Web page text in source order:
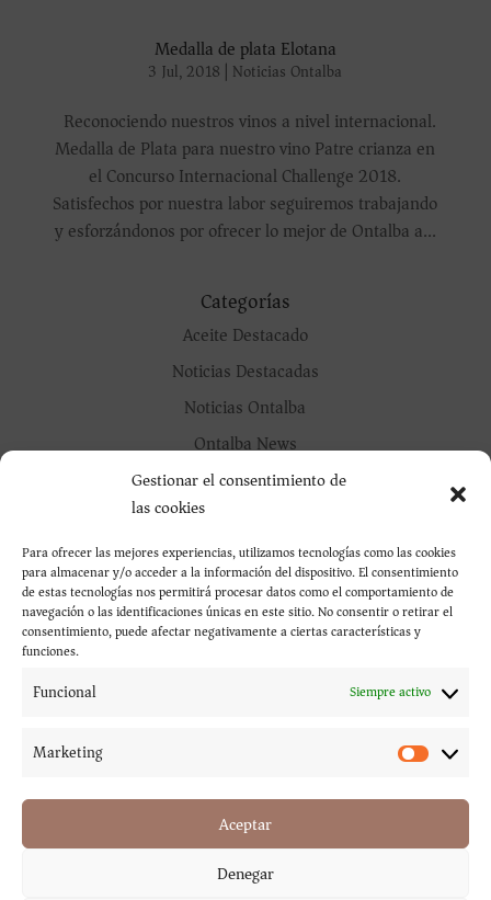
Gestionar el consentimiento de
las cookies
Para ofrecer las mejores experiencias, utilizamos tecnologías como las cookies
para almacenar y/o acceder a la información del dispositivo. El consentimiento
de estas tecnologías nos permitirá procesar datos como el comportamiento de
navegación o las identificaciones únicas en este sitio. No consentir o retirar el
consentimiento, puede afectar negativamente a ciertas características y
funciones.
Funcional Siempre activo
Marketing
Aceptar
Denegar
Medalla de plata Elotana
3 Jul, 2018 | Noticias Ontalba
Reconociendo nuestros vinos a nivel internacional.
Medalla de Plata para nuestro vino Patre crianza en
el Concurso Internacional Challenge 2018.
Satisfechos por nuestra labor seguiremos trabajando
y esforzándonos por ofrecer lo mejor de Ontalba a...
Categorías
Aceite Destacado
Noticias Destacadas
Noticias Ontalba
Ontalba News
Oustanding Notices
Outstanding Oil
Outstanding Wine
Sin categorizar
Uncategorized
ASAMBLEA GENERAL EXTRAORDINARIA
Ontalba recoge 13 millones de kilos de aceituna
Ontalba presenta Dominio de Ontur Selección 2018